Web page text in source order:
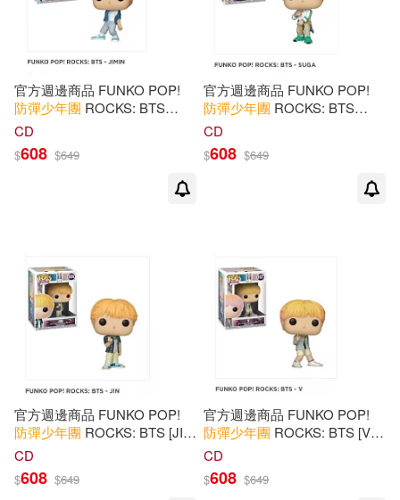
官方週邊商品 FUNKO POP!
防彈少年團 ROCKS: BTS
[JIMIN] 玩偶 公仔 (美國進口)
CD
$608 $649
官方週邊商品 FUNKO POP!
防彈少年團 ROCKS: BTS
[SUGA] 玩偶 公仔 (美國進口)
CD
$608 $649
官方週邊商品 FUNKO POP!
防彈少年團 ROCKS: BTS [JIN]
玩偶 公仔 (美國進口)
CD
$608 $649
官方週邊商品 FUNKO POP!
防彈少年團 ROCKS: BTS [V]
玩偶 公仔 (美國進口)
CD
$608 $649